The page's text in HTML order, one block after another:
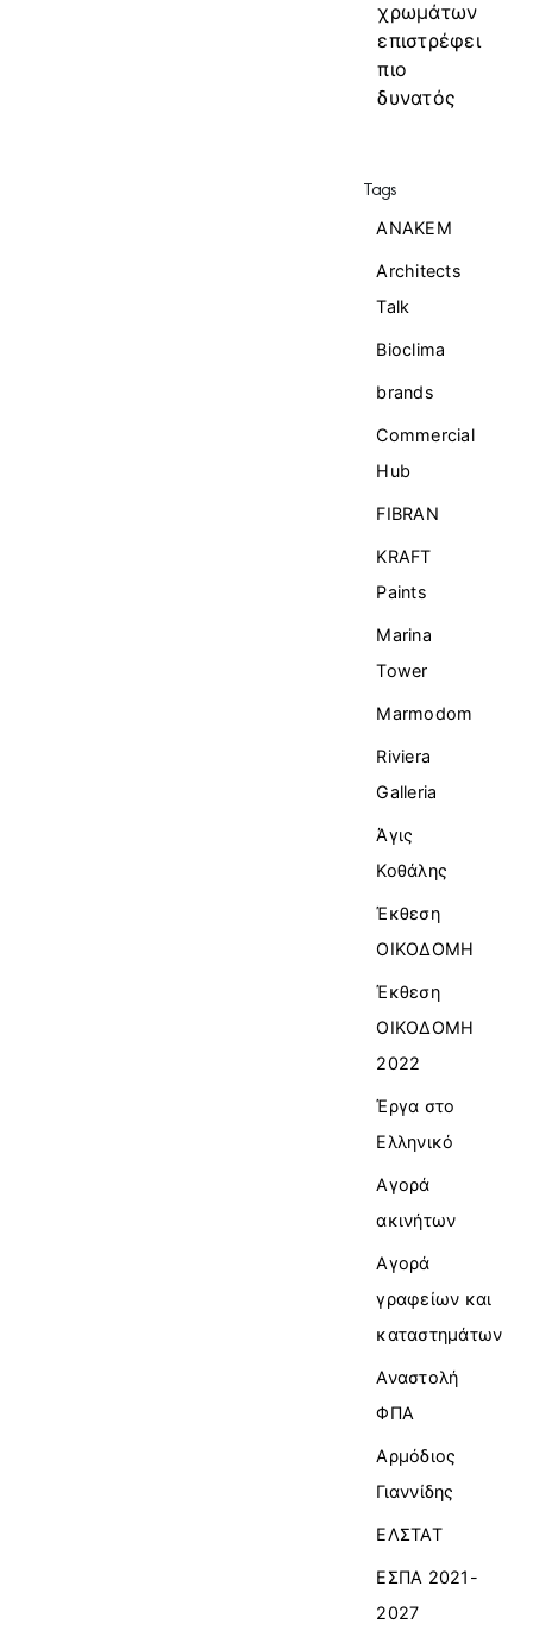
χρωμάτων
επιστρέφει
πιο
δυνατός
Tags
ANAKEM
Architects
Talk
Bioclima
brands
Commercial
Ηub
FIBRAN
KRAFT
Paints
Marina
Tower
Marmodom
Riviera
Galleria
Άγις
Κοθάλης
Έκθεση
ΟΙΚΟΔΟΜΗ
Έκθεση
ΟΙΚΟΔΟΜΗ
2022
Έργα στο
Ελληνικό
Αγορά
ακινήτων
Αγορά
γραφείων και
καταστημάτων
Αναστολή
ΦΠΑ
Αρμόδιος
Γιαννίδης
ΕΛΣΤΑΤ
ΕΣΠΑ 2021-
2027